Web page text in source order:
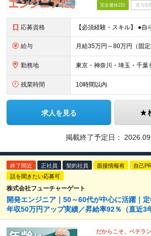
完全週休2日 賞与複
応募資格
給与
勤務地
残業時間 10時間以内
求人を見る
掲載終了予定日：
終了間近 正社員 契約社員 面接情報有
自己
話を聞きたい応募可
株式会社フューチャーゲート
開発エンジニア｜50～60代が中心に活躍｜定
年収50万円アップ実績／昇給率92％（直近3
だからこそ、ベテラ